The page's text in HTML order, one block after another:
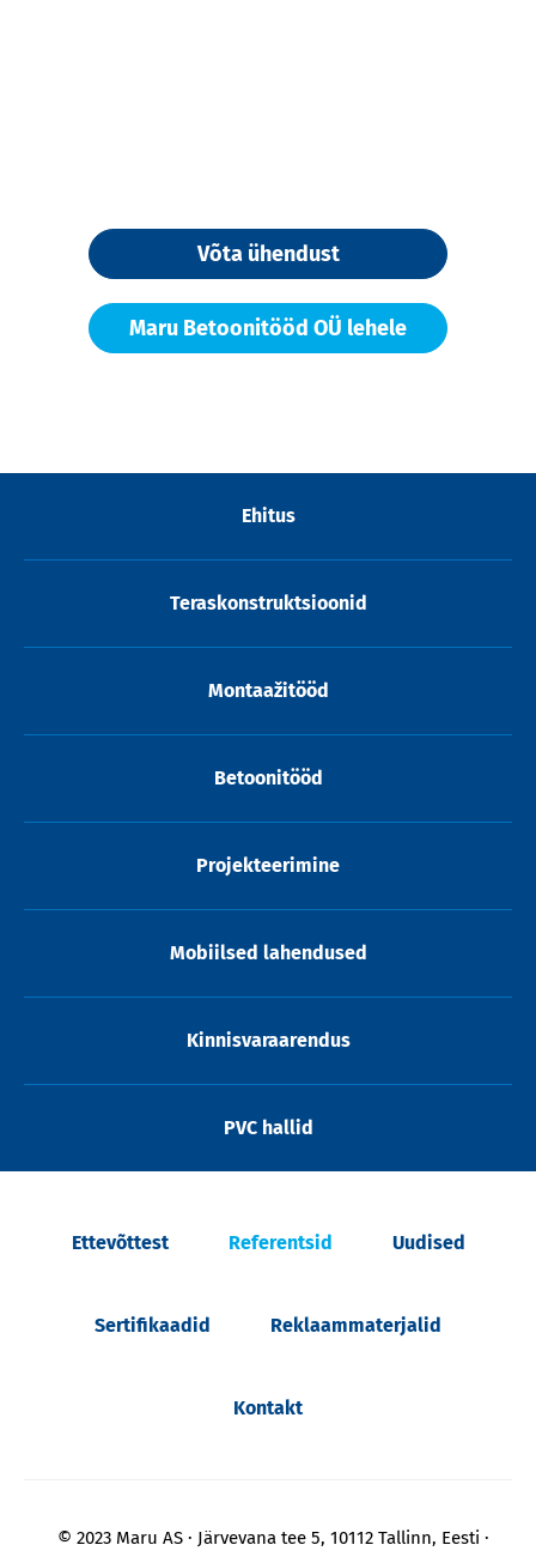
Võta ühendust
Maru Betoonitööd OÜ lehele
Ehitus
Teraskonstruktsioonid
Montaažitööd
Betoonitööd
Projekteerimine
Mobiilsed lahendused
Kinnisvaraarendus
PVC hallid
Ettevõttest Referentsid Uudised
Sertifikaadid Reklaammaterjalid
Kontakt
© 2023 Maru AS Järvevana tee 5, 10112 Tallinn, Eesti